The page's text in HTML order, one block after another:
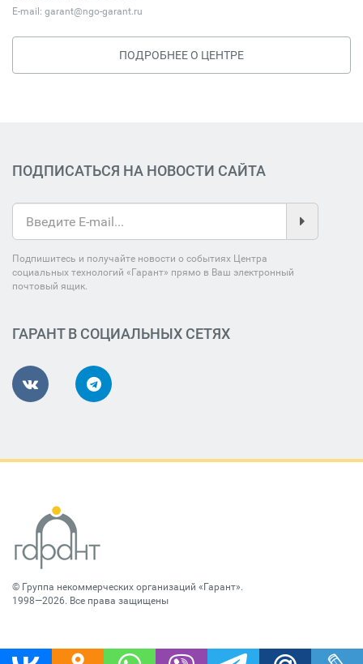
E-mail: garant@ngo-garant.ru
ПОДРОБНЕЕ О ЦЕНТРЕ
ПОДПИСАТЬСЯ НА НОВОСТИ САЙТА
Подпишитесь и получайте новости о событиях Центра
социальных технологий «Гарант» прямо в Ваш электронный
почтовый ящик.
ГАРАНТ В СОЦИАЛЬНЫХ СЕТЯХ
© Группа некоммерческих организаций «Гарант».
1998—2026. Все права защищены